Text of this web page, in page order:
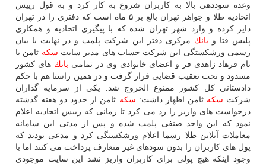
وعده سوددهی بالا به كاربران شروع به كار كرد و به قول رییس
اتحادیه طلا و جواهر تهران بالغ بر ۵ ماه است كه دفتری را در تهران
دایر كرده و وارد شهر تهران شده كه با پیگیری اتحادیه و همكاری
پلیس فتا و بانك مركزی دفتر این شركت پلمب و در نهایت با بیان
رسمی ورشكستگی این شركت حساب های مدیر سایت سكه ثامن با
نام فرهاد زاهدی فر و اعضای خانوادی وی در تمامی بانك های كشور
مسدود و تحت تعقیب قضایی قرار گرفت و در همین راستا هم با حكم
دادستانی كل كشور ممنوع الخروج شد. یكی از سرمایه گذاران
شركت سكه ثامن اظهار داشت: سكه ثامن از حدود دو هفته گذشته
درخواست های واریز را رد می كرد تا زمانی كه رییس اتحادیه اعلام
نمود كه این واحد صنفی پلمب شده و پس از مدتی این سامانه
معاملات آنلاین طلا رسما اعلام ورشكستگی كرد و مدعی بودند كه
پول های كاربران را بدون سودهای غیر متعارف پرداخت می كنند اما با
وجود اینكه هیچ پولی برای كاربران واریز نشد این سایت موجودی